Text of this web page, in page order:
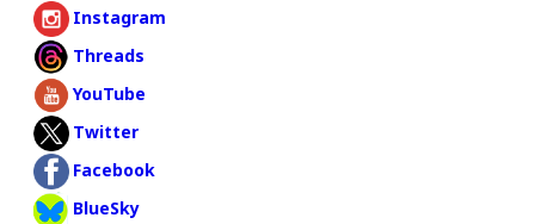
Instagram
Threads
YouTube
Twitter
Facebook
BlueSky